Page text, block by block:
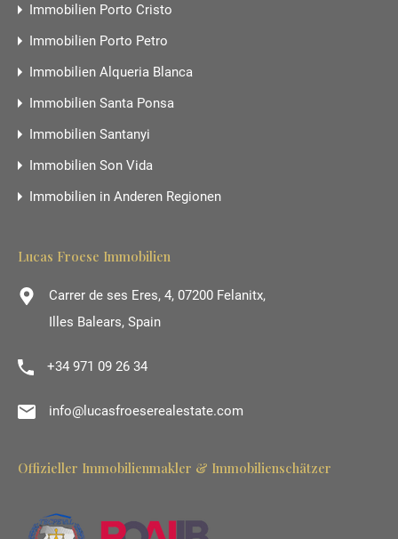
Immobilien Porto Cristo
Immobilien Porto Petro
Immobilien Alqueria Blanca
Immobilien Santa Ponsa
Immobilien Santanyi
Immobilien Son Vida
Immobilien in Anderen Regionen
Lucas Froese Immobilien
Carrer de ses Eres, 4, 07200 Felanitx,
Illes Balears, Spain
+34 971 09 26 34
info@lucasfroeserealestate.com
Offizieller Immobilienmakler & Immobilienschätzer